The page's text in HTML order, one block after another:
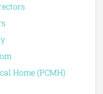
Home (PCMH)